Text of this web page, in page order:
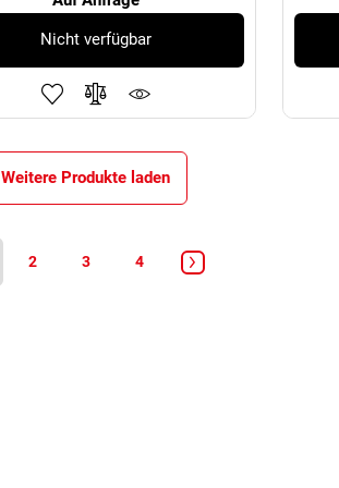
Nicht verfügbar
Weitere Produkte laden
2 3 4